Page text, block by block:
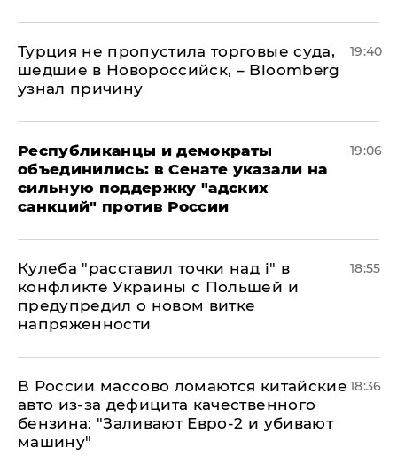
Турция не пропустила торговые суда,
шедшие в Новороссийск, – Bloomberg
узнал причину
19:40
Республиканцы и демократы
объединились: в Сенате указали на
сильную поддержку "адских
санкций" против России
19:06
Кулеба "расставил точки над і" в
конфликте Украины с Польшей и
предупредил о новом витке
напряженности
18:55
В России массово ломаются китайские
авто из-за дефицита качественного
бензина: "Заливают Евро-2 и убивают
машину"
18:36